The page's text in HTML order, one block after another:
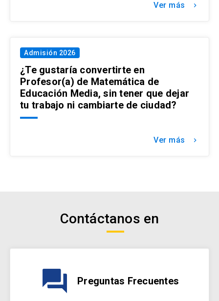
Ver más keyboard_arrow_right
Admisión 2026
¿Te gustaría convertirte en
Profesor(a) de Matemática de
Educación Media, sin tener que dejar
tu trabajo ni cambiarte de ciudad?
Ver más keyboard_arrow_right
Contáctanos en
question_answer Preguntas Frecuentes